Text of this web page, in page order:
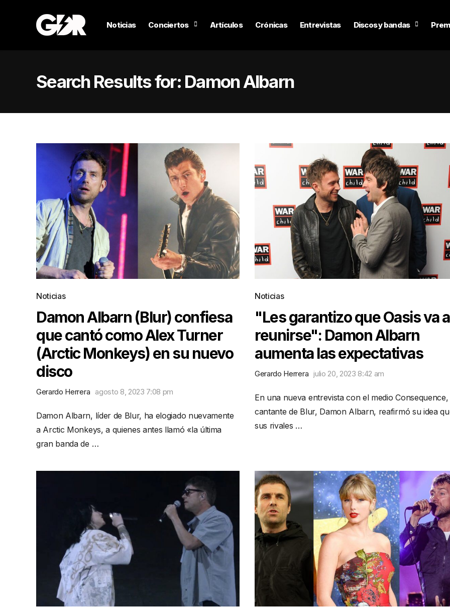
Noticias Conciertos Artículos Crónicas Entrevistas Discos y bandas
Search Results for: Damon Albarn
Noticias
Damon Albarn (Blur) confiesa
que cantó como Alex Turner
(Arctic Monkeys) en su nuevo
disco
Gerardo Herrera agosto 8, 2023 7:08 pm
Damon Albarn, líder de Blur, ha elogiado nuevamente
a Arctic Monkeys, a quienes antes llamó «la última
gran banda de …
Noticias
"Les garantizo que Oasis va a
reunirse": Damon Albarn
aumenta las expectativas
Gerardo Herrera julio 20, 2023 8:42 am
En una nueva entrevista con el medio Consequence,
cantante de Blur, Damon Albarn, reafirmó su idea
sus rivales …